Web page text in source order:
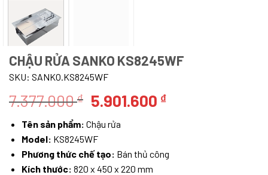
CHẬU RỬA SANKO KS8245WF
SKU: SANKO.KS8245WF
7.377.000₫ Giá
gốc
là:
7.377.000 ₫.
5.901.600 ₫Giá
là:
5.901.600 ₫.
Tên sản phẩm: Chậu rửa
Model: KS8245WF
Phương thức chế tạo: Bán thủ công
Kích thước: 820 x 450 x 220 mm